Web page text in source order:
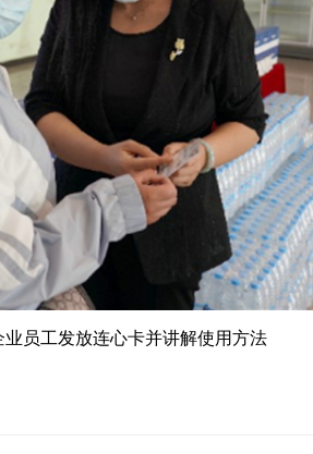
业员工发放连心卡并讲解使用方法